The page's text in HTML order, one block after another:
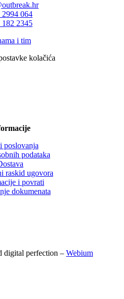
2994 064
182 2345
i tim
kolačića
poslovanja
podataka
raskid ugovora
i povrati
dokumenata
digital perfection – Webium